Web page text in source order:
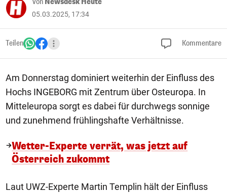
05.03.2025, 17:34
Teilen Kommentare
Am Donnerstag dominiert weiterhin der Einfluss des
Hochs INGEBORG mit Zentrum über Osteuropa. In
Mitteleuropa sorgt es dabei für durchwegs sonnige
und zunehmend frühlingshafte Verhältnisse.
Wetter-Experte verrät, was jetzt auf
Österreich zukommt
Laut UWZ-Experte Martin Templin hält der Einfluss